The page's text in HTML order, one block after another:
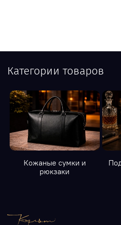
Категории товаров
Кожаные сумки и
рюкзаки